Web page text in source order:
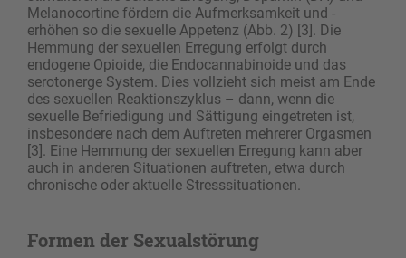
Melanocortine fördern die Aufmerksamkeit und ­
erhöhen so die sexuelle Appetenz (Abb. 2) [3]. Die
Hemmung der sexuellen Erregung erfolgt durch
endogene Opioide, die Endocannabinoide und das
serotonerge System. Dies vollzieht sich meist am Ende
des sexuellen Reaktionszyklus – dann, wenn die
sexuelle Befriedigung und Sättigung eingetreten ist,
insbesondere nach dem Auftreten mehrerer Orgasmen
[3]. Eine Hemmung der sexuellen Erregung kann aber
auch in anderen Situationen auftreten, etwa durch
chronische oder aktuelle Stresssituationen.
Formen der Sexualstörung